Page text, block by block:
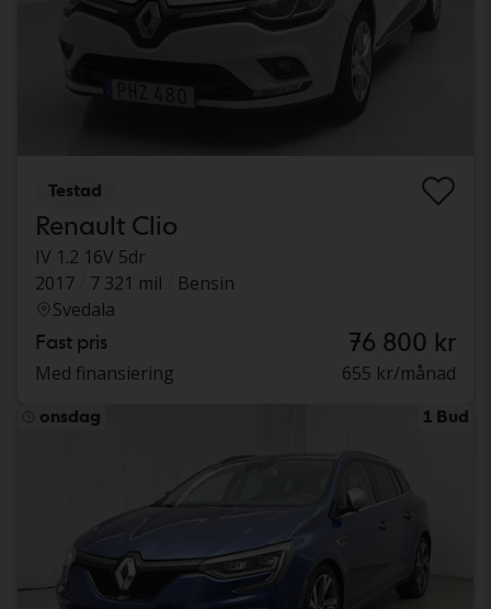
Testad
Renault Clio
IV 1.2 16V 5dr
2017
7 321 mil
Bensin
Svedala
Fast pris 76 800 kr
Med finansiering 655 kr/månad
onsdag 1 Bud